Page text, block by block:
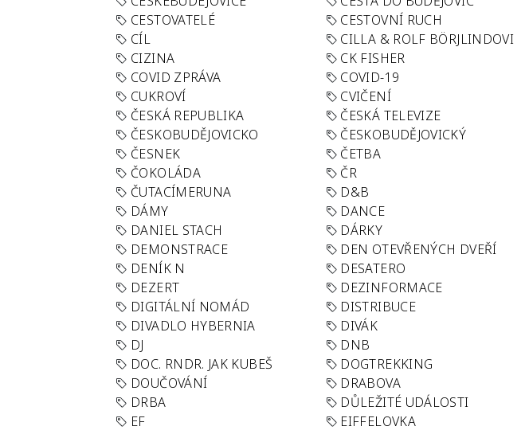
CESTOVATELÉ
CESTOVNÍ RUCH
CÍL
CILLA & ROLF BÖRJLINDOVI
CIZINA
CK FISHER
COVID ZPRÁVA
COVID-19
CUKROVÍ
CVIČENÍ
ČESKÁ REPUBLIKA
ČESKÁ TELEVIZE
ČESKOBUDĚJOVICKO
ČESKOBUDĚJOVICKÝ
ČESNEK
ČETBA
ČOKOLÁDA
ČR
ČUTACÍMERUNA
D&B
DÁMY
DANCE
DANIEL STACH
DÁRKY
DEMONSTRACE
DEN OTEVŘENÝCH DVEŘÍ
DENÍK N
DESATERO
DEZERT
DEZINFORMACE
DIGITÁLNÍ NOMÁD
DISTRIBUCE
DIVADLO HYBERNIA
DIVÁK
DJ
DNB
DOC. RNDR. JAK KUBEŠ
DOGTREKKING
DOUČOVÁNÍ
DRABOVA
DRBA
DŮLEŽITÉ UDÁLOSTI
EF
EIFFELOVKA